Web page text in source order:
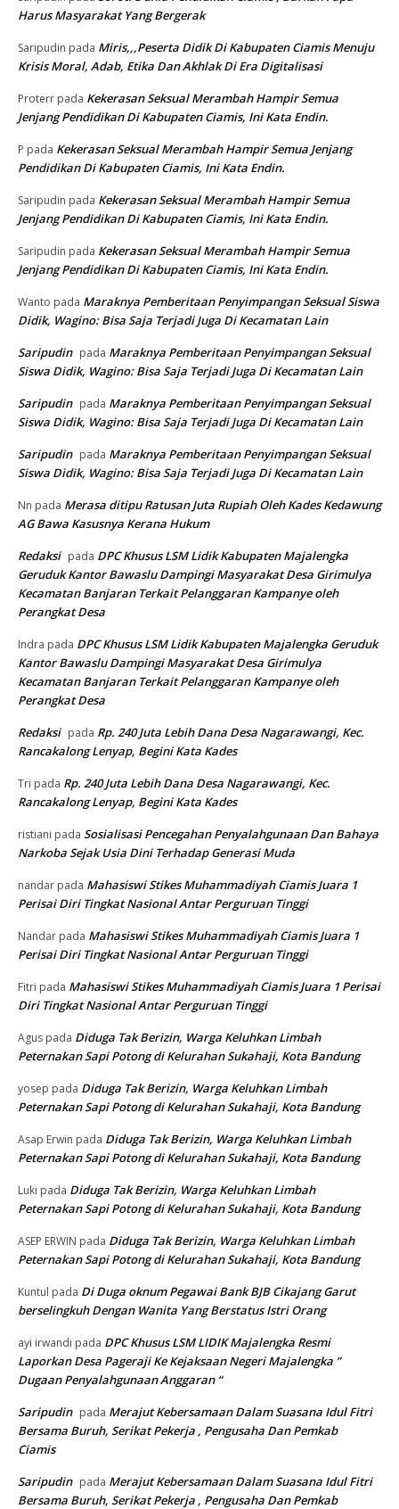
Harus Masyarakat Yang Bergerak
Saripudin pada Miris,,,Peserta Didik Di Kabupaten Ciamis Menuju
Krisis Moral, Adab, Etika Dan Akhlak Di Era Digitalisasi
Proterr pada Kekerasan Seksual Merambah Hampir Semua
Jenjang Pendidikan Di Kabupaten Ciamis, Ini Kata Endin.
P pada Kekerasan Seksual Merambah Hampir Semua Jenjang
Pendidikan Di Kabupaten Ciamis, Ini Kata Endin.
Saripudin pada Kekerasan Seksual Merambah Hampir Semua
Jenjang Pendidikan Di Kabupaten Ciamis, Ini Kata Endin.
Saripudin pada Kekerasan Seksual Merambah Hampir Semua
Jenjang Pendidikan Di Kabupaten Ciamis, Ini Kata Endin.
Wanto pada Maraknya Pemberitaan Penyimpangan Seksual Siswa
Didik, Wagino: Bisa Saja Terjadi Juga Di Kecamatan Lain
Saripudin pada Maraknya Pemberitaan Penyimpangan Seksual
Siswa Didik, Wagino: Bisa Saja Terjadi Juga Di Kecamatan Lain
Saripudin pada Maraknya Pemberitaan Penyimpangan Seksual
Siswa Didik, Wagino: Bisa Saja Terjadi Juga Di Kecamatan Lain
Saripudin pada Maraknya Pemberitaan Penyimpangan Seksual
Siswa Didik, Wagino: Bisa Saja Terjadi Juga Di Kecamatan Lain
Nn pada Merasa ditipu Ratusan Juta Rupiah Oleh Kades Kedawung
AG Bawa Kasusnya Kerana Hukum
Redaksi pada DPC Khusus LSM Lidik Kabupaten Majalengka
Geruduk Kantor Bawaslu Dampingi Masyarakat Desa Girimulya
Kecamatan Banjaran Terkait Pelanggaran Kampanye oleh
Perangkat Desa
Indra pada DPC Khusus LSM Lidik Kabupaten Majalengka Geruduk
Kantor Bawaslu Dampingi Masyarakat Desa Girimulya
Kecamatan Banjaran Terkait Pelanggaran Kampanye oleh
Perangkat Desa
Redaksi pada Rp. 240 Juta Lebih Dana Desa Nagarawangi, Kec.
Rancakalong Lenyap, Begini Kata Kades
Tri pada Rp. 240 Juta Lebih Dana Desa Nagarawangi, Kec.
Rancakalong Lenyap, Begini Kata Kades
ristiani pada Sosialisasi Pencegahan Penyalahgunaan Dan Bahaya
Narkoba Sejak Usia Dini Terhadap Generasi Muda
nandar pada Mahasiswi Stikes Muhammadiyah Ciamis Juara 1
Perisai Diri Tingkat Nasional Antar Perguruan Tinggi
Nandar pada Mahasiswi Stikes Muhammadiyah Ciamis Juara 1
Perisai Diri Tingkat Nasional Antar Perguruan Tinggi
Fitri pada Mahasiswi Stikes Muhammadiyah Ciamis Juara 1 Perisai
Diri Tingkat Nasional Antar Perguruan Tinggi
Agus pada Diduga Tak Berizin, Warga Keluhkan Limbah
Peternakan Sapi Potong di Kelurahan Sukahaji, Kota Bandung
yosep pada Diduga Tak Berizin, Warga Keluhkan Limbah
Peternakan Sapi Potong di Kelurahan Sukahaji, Kota Bandung
Asap Erwin pada Diduga Tak Berizin, Warga Keluhkan Limbah
Peternakan Sapi Potong di Kelurahan Sukahaji, Kota Bandung
Luki pada Diduga Tak Berizin, Warga Keluhkan Limbah
Peternakan Sapi Potong di Kelurahan Sukahaji, Kota Bandung
ASEP ERWIN pada Diduga Tak Berizin, Warga Keluhkan Limbah
Peternakan Sapi Potong di Kelurahan Sukahaji, Kota Bandung
Kuntul pada Di Duga oknum Pegawai Bank BJB Cikajang Garut
berselingkuh Dengan Wanita Yang Berstatus Istri Orang
ayi irwandi pada DPC Khusus LSM LIDIK Majalengka Resmi
Laporkan Desa Pageraji Ke Kejaksaan Negeri Majalengka ”
Dugaan Penyalahgunaan Anggaran “
Saripudin pada Merajut Kebersamaan Dalam Suasana Idul Fitri
Bersama Buruh, Serikat Pekerja , Pengusaha Dan Pemkab
Ciamis
Saripudin pada Merajut Kebersamaan Dalam Suasana Idul Fitri
Bersama Buruh, Serikat Pekerja , Pengusaha Dan Pemkab